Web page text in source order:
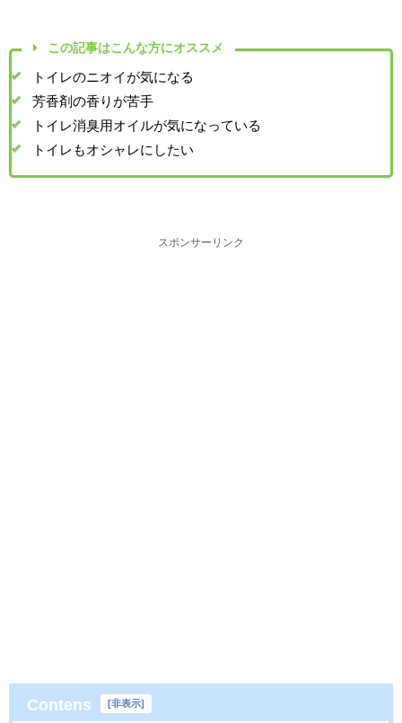
この記事はこんな方にオススメ
トイレのニオイが気になる
芳香剤の香りが苦手
トイレ消臭用オイルが気になっている
トイレもオシャレにしたい
スポンサーリンク
Contens [非表示]